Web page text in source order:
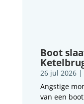
Boot
26 jul 2026|
Angstige
van een